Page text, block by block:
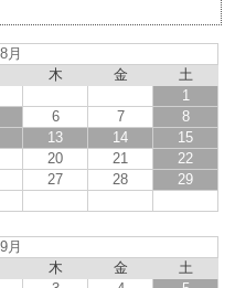
月
木 金
土
1
6 7
8
13 14
15
20 21
22
27 28
29
月
木 金
土